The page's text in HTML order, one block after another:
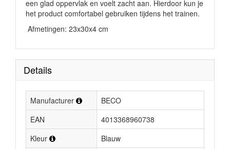
een glad oppervlak en voelt zacht aan. Hierdoor kun je
het product comfortabel gebruiken tijdens het trainen.
Afmetingen: 23x30x4 cm
Details
Manufacturer
BECO
EAN
4013368960738
Kleur
Blauw